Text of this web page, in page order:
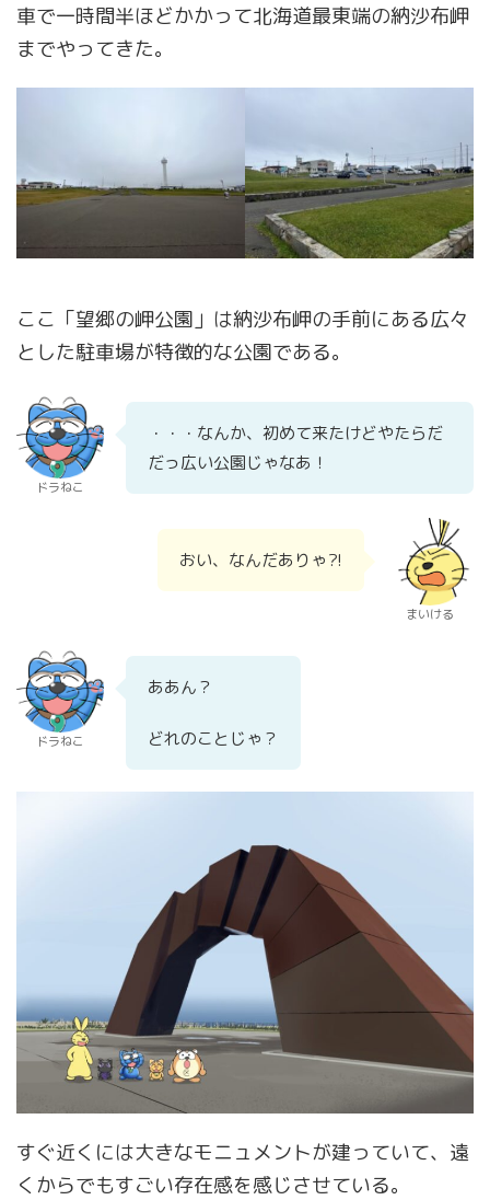
車で一時間半ほどかかって北海道最東端の納沙布岬
までやってきた。
ここ「望郷の岬公園」は納沙布岬の手前にある広々
とした駐車場が特徴的な公園である。
ドラねこ
・・・なんか、初めて来たけどやたらだ
だっ広い公園じゃなあ！
おい、なんだありゃ?!
まいける
ドラねこ
ああん？
どれのことじゃ？
すぐ近くには大きなモニュメントが建っていて、遠
くからでもすごい存在感を感じさせている。